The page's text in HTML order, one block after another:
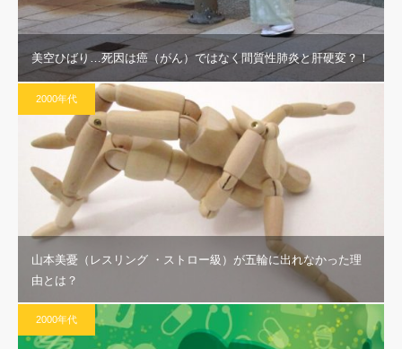
美空ひばり…死因は癌（がん）ではなく間質性肺炎と肝硬変？！
2000年代
山本美憂（レスリング ・ストロー級）が五輪に出れなかった理
由とは？
2000年代